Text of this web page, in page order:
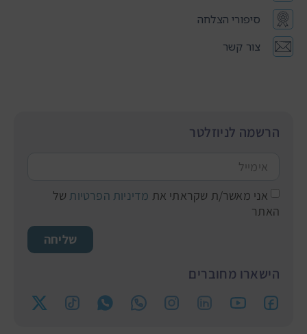
סיפורי הצלחה
צור קשר
הרשמה לניוזלטר
אני מאשר/ת שקראתי את מדיניות הפרטיות של
האתר
שליחה
הישארו מחוברים